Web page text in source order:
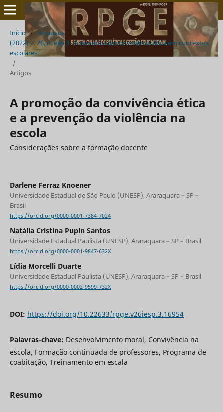
Início / Arquivos
/
(2022) v. 26, n. esp.3 - A temática da convivência ética em contextos
escolares
/
Artigos
A promoção da convivência ética
e a prevenção da violência na
escola
Considerações sobre a formação docente
Darlene Ferraz Knoener
Universidade Estadual de São Paulo (UNESP), Araraquara – SP –
Brasil
https://orcid.org/0000-0001-7384-7024
Natália Cristina Pupin Santos
Universidade Estadual Paulista (UNESP), Araraquara – SP – Brasil
https://orcid.org/0000-0001-9847-632X
Lídia Morcelli Duarte
Universidade Estadual Paulista (UNESP), Araraquara – SP – Brasil
https://orcid.org/0000-0002-9599-732X
DOI: https://doi.org/10.22633/rpge.v26iesp.3.16954
Palavras-chave: Desenvolvimento moral, Convivência na
escola, Formação continuada de professores, Programa de
coabitação, Treinamento em escala
Resumo